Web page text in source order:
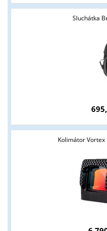
Sluchátka
Kolimátor Vortex